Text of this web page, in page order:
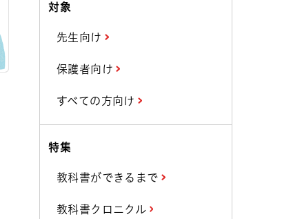
対象
先生向け
保護者向け
すべての方向け
特集
教科書ができるまで
教科書クロニクル